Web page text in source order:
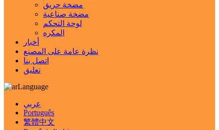
مضخة حريق
مضخة صناعية
لوحة التحكم
المكره
أخبار
نظرة عامة على المصنع
اتصل بنا
تعليق
Language
عربي
Português
繁體中文